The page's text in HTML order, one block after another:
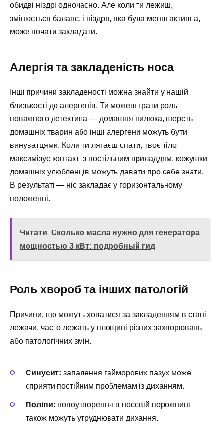
обидві ніздрі одночасно. Але коли ти лежиш,
змінюється баланс, і ніздря, яка була менш активна,
може почати закладати.
Алергія та закладеність носа
Інші причини закладеності можна знайти у нашій
близькості до алергенів. Ти можеш грати роль
поважного детектива — домашня пилюка, шерсть
домашніх тварин або інші алергени можуть бути
винуватцями. Коли ти лягаєш спати, твоє тіло
максимізує контакт із постільним приладдям, кожушки
домашніх улюбленців можуть давати про себе знати.
В результаті — ніс закладає у горизонтальному
положенні.
Читати Сколько масла нужно для генератора
мощностью 3 кВт: подробный гид
Роль хвороб та інших патологій
Причини, що можуть ховатися за закладенням в стані
лежачи, часто лежать у площині різних захворювань
або патологічних змін.
Синусит: запалення гайморових пазух може
сприяти постійним проблемам із диханням.
Поліпи: новоутворення в носовій порожнині
також можуть утруднювати дихання.